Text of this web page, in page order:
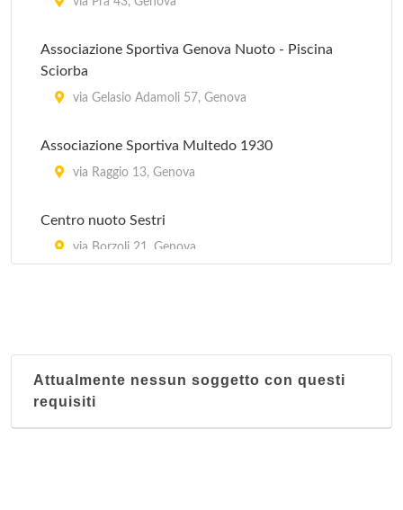
Associazione Sportiva Body Mind
piazza Alessi Galeazzo 2, Genova
Associazione Sportiva Genova Nuoto - Piscina
Sciorba
via Gelasio Adamoli 57, Genova
Associazione Sportiva Multedo 1930
via Raggio 13, Genova
Centro nuoto Sestri
via Borzoli 21, Genova
via Coni Zugna , Genova
Attualmente nessun soggetto con questi
requisiti